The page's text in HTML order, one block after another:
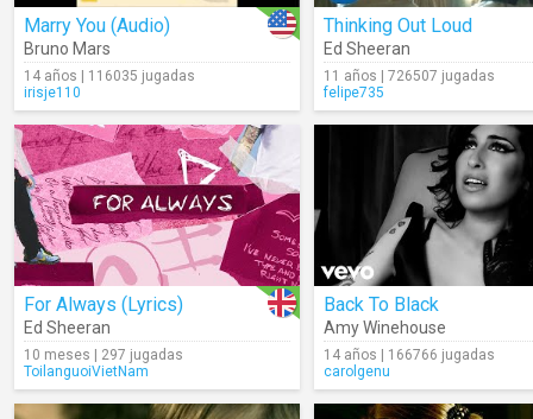
Marry You (Audio)
Bruno Mars
14 años | 116035 jugadas
irisje110
Thinking Out Loud
Ed Sheeran
11 años | 726507 jugadas
felipe735
For Always (Lyrics)
Ed Sheeran
10 meses | 297 jugadas
ToilanguoiVietNam
Back To Black
Amy Winehouse
14 años | 166766 jugadas
carolgenu